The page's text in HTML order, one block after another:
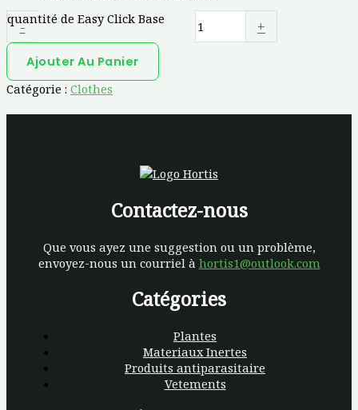
-
quantité de Easy Click Base +
Ajouter Au Panier
Catégorie : Clothes
Contactez-nous
Que vous ayez une suggestion ou un problème,
envoyez-nous un courriel à hortis1@outlook.com
Catégories
Plantes
Materiaux Inertes
Produits antiparasitaire
Vetements